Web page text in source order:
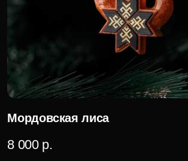
Для корпоративных клиентов доступна
138 600 р.